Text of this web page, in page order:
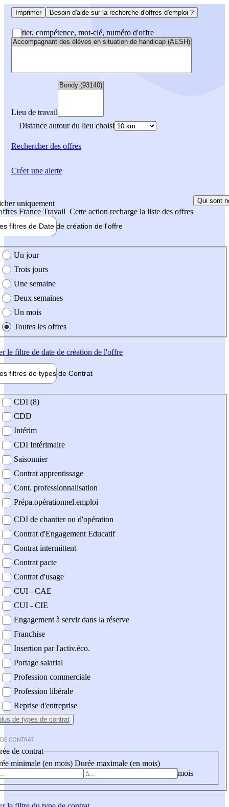
Imprimer Besoin d'aide sur la recherche d'offres d'emploi ?
Métier, compétence, mot-clé, numéro d'offre
Lieu de travail
Distance autour du lieu choisi
Rechercherdes offres
uniquement
France Travail Cette action recharge la liste des offres
Qui sont
filtres de Date de création de l'offre
création de l'offre
Un jour
Trois jours
Une semaine
Deux semaines
Un mois
Toutes les offres
le filtre de date de création de l'offre
filtres de types de Contrat
contrat
CDI (8)
CDD
Intérim
CDI Intérimaire
Saisonnier
Contrat apprentissage
Cont. professionnalisation
Prépa.opérationnel.emploi
CDI de chantier ou d'opération
Contrat d'Engagement Educatif
Contrat intermittent
Contrat pacte
Contrat d'usage
CUI - CAE
CUI - CIE
Engagement à servir dans la réserve
Franchise
Insertion par l'activ.éco.
Portage salarial
Profession commerciale
Profession libérale
Reprise d'entreprise
de types de contrat
CONTRAT
de contrat
minimale (en mois) Durée maximale (en mois)
mois
Créer une alerte